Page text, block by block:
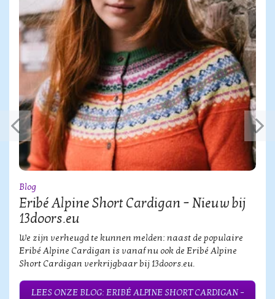
Blog
Eribé Alpine Short Cardigan – Nieuw bij
13doors.eu
We zijn verheugd te kunnen melden: naast de populaire
Eribé Alpine Cardigan is vanaf nu ook de Eribé Alpine
Short Cardigan verkrijgbaar bij 13doors.eu.
LEES ONZE BLOG: ERIBÉ ALPINE SHORT CARDIGAN –